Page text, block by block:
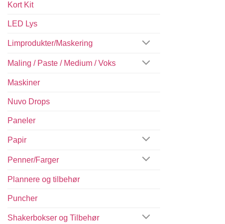
Kort Kit
LED Lys
Limprodukter/Maskering
Maling / Paste / Medium / Voks
Maskiner
Nuvo Drops
Paneler
Papir
Penner/Farger
Plannere og tilbehør
Puncher
Shakerbokser og Tilbehør